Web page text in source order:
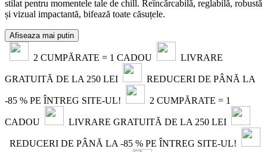
stilat pentru momentele tale de chill. Reîncărcabilă, reglabilă, robustă
și vizual impactantă, bifează toate căsuțele.
Afiseaza mai putin
2 CUMPĂRATE = 1 CADOU LIVRARE
GRATUITĂ DE LA 250 LEI REDUCERI DE PÂNĂ LA
-85 % PE ÎNTREG SITE-UL! 2 CUMPĂRATE = 1
CADOU LIVRARE GRATUITĂ DE LA 250 LEI
REDUCERI DE PÂNĂ LA -85 % PE ÎNTREG SITE-UL!